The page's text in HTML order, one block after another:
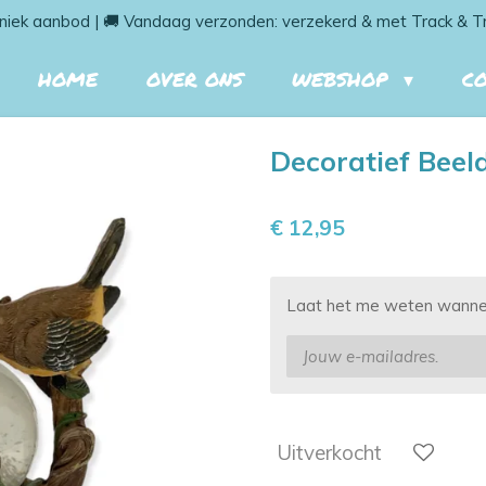
aanbod | 🚚 Vandaag verzonden: verzekerd & met Track &
HOME OVER ONS WEBSHOP
Decoratief
€ 12,95
Laat het me weten
Uitverkocht